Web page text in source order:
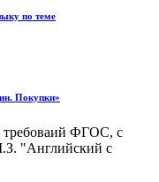
по теме
Покупки»
требоваий ФГОС, с
"Английский с